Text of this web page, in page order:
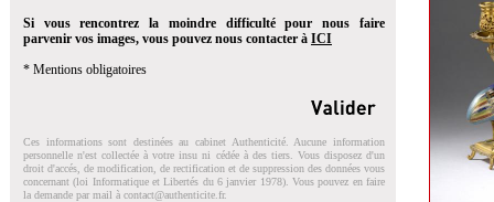
Si vous rencontrez la moindre difficulté pour nous faire
parvenir vos images, vous pouvez nous contacter à ICI
* Mentions obligatoires
Ces informations sont destinées au cabinet Authenticité. Aucune information
personnelle n'est collectée à votre insu ni cédée à des tiers. Vous disposez d'un
droit d'accés, de modification, de rectification et de suppression des données vous
concernant (loi Informatique et Libertés du 6 janvier 1978). Vous pouvez en faire
la demande par mail à contact@authenticite.fr.